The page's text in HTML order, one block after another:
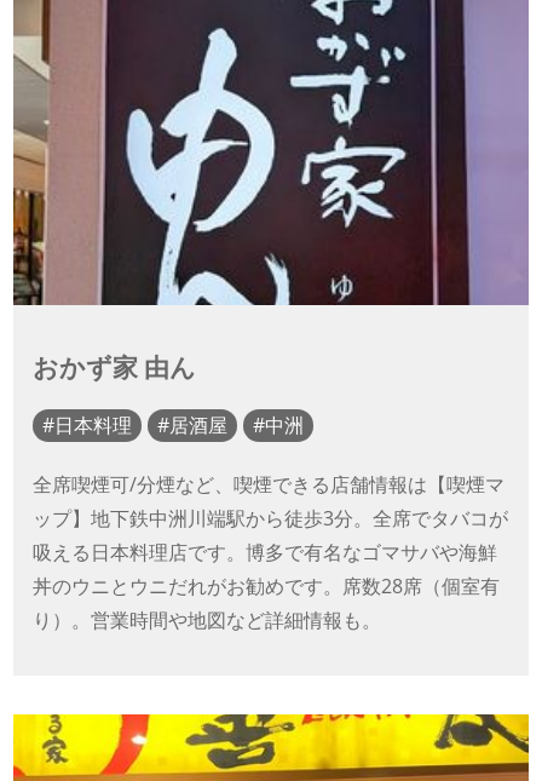
おかず家 由ん
日本料理 居酒屋 中洲
全席喫煙可/分煙など、喫煙できる店舗情報は【喫煙マ
ップ】地下鉄中洲川端駅から徒歩3分。全席でタバコが
吸える日本料理店です。博多で有名なゴマサバや海鮮
丼のウニとウニだれがお勧めです。席数28席（個室有
り）。営業時間や地図など詳細情報も。